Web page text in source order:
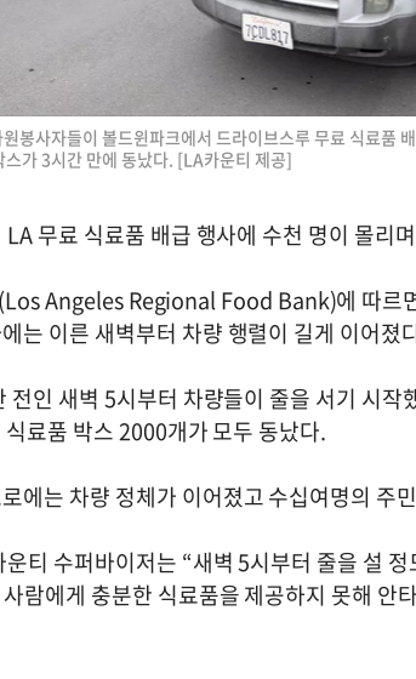
봉사자들이 볼드윈파크에서 드라이브스루 무료 식료품
가 3시간 만에 동났다. [LA카운티 제공]
무료 식료품 배급 행사에 수천 명이 몰리
Angeles Regional Food Bank)에 따르
는 이른 새벽부터 차량 행렬이 길게 이어졌
전인 새벽 5시부터 차량들이 줄을 서기 시
료품 박스 2000개가 모두 동났다.
에는 차량 정체가 이어졌고 수십여명의 주
티 수퍼바이저는 “새벽 5시부터 줄을 설
람에게 충분한 식료품을 제공하지 못해 안